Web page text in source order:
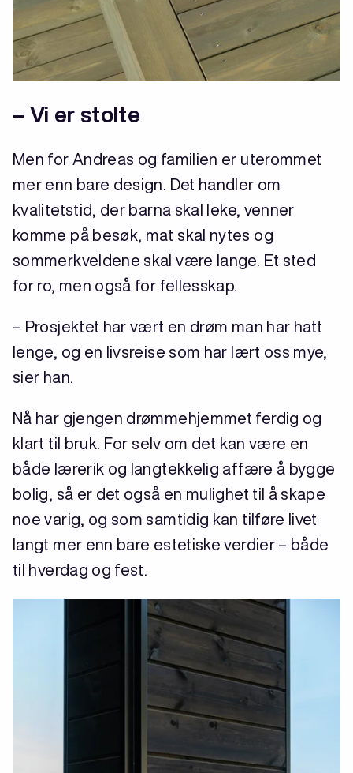
– Vi er stolte
Men for Andreas og familien er uterommet
mer enn bare design. Det handler om
kvalitetstid, der barna skal leke, venner
komme på besøk, mat skal nytes og
sommerkveldene skal være lange. Et sted
for ro, men også for fellesskap.
– Prosjektet har vært en drøm man har hatt
lenge, og en livsreise som har lært oss mye,
sier han.
Nå har gjengen drømmehjemmet ferdig og
klart til bruk. For selv om det kan være en
både lærerik og langtekkelig affære å bygge
bolig, så er det også en mulighet til å skape
noe varig, og som samtidig kan tilføre livet
langt mer enn bare estetiske verdier – både
til hverdag og fest.